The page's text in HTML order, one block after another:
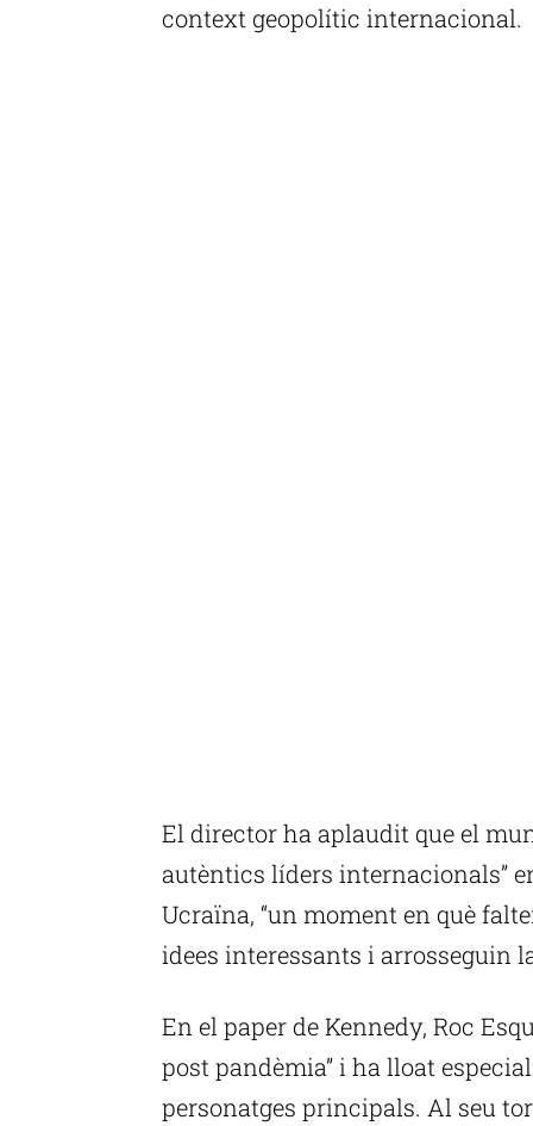
context geopolític internacional.
El director ha aplaudit que el
autèntics líders internacionals”
Ucraïna, “un moment en què
idees interessants i arrosseguin
En el paper de Kennedy, Roc
post pandèmia” i ha lloat
personatges principals. Al seu